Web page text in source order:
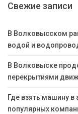
Свежие записи
В Волковысском
водой и
В Волковыске
перекрытиями
Где взять машину
популярных